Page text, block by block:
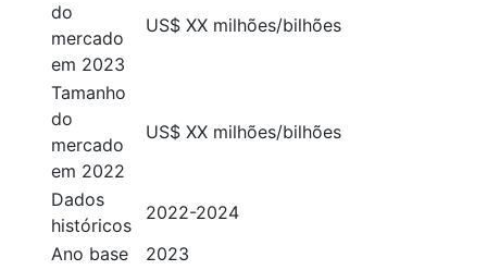
do
mercado
em 2023
US$ XX milhões/bilhões
Tamanho
do
mercado
em 2022
US$ XX milhões/bilhões
Dados
históricos
2022-2024
Ano base
2023